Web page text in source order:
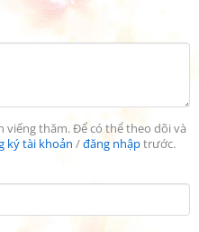
viếng thăm. Để có thể theo dõi và
ký tài khoản /đăng nhậptrước.